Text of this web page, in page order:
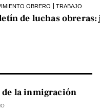
OBRERO TRABAJO
de luchas
de la inmigración